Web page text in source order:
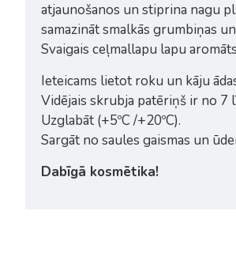
atjaunošanos un stiprina nagu
samazināt smalkās grumbiņas
Svaigais ceļmallapu lapu
Ieteicams lietot roku un kāju
Vidējais skrubja patēriņš ir no 7
Uzglabāt (+5ºC /+20ºC).
Sargāt no saules gaismas un
Dabīgā kosmētika!